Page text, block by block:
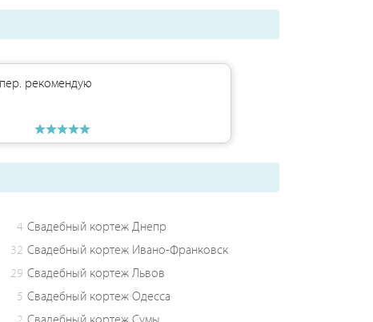
рекомендую
4 Свадебный кортеж Днепр
32 Свадебный кортеж Ивано-Франковск
29 Свадебный кортеж Львов
5 Свадебный кортеж Одесса
2 Свадебный кортеж Сумы